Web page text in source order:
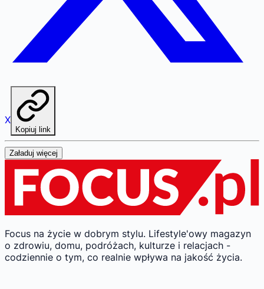
X
Kopiuj link
Załaduj więcej
Focus na życie w dobrym stylu. Lifestyle'owy magazyn
o zdrowiu, domu, podróżach, kulturze i relacjach -
codziennie o tym, co realnie wpływa na jakość życia.